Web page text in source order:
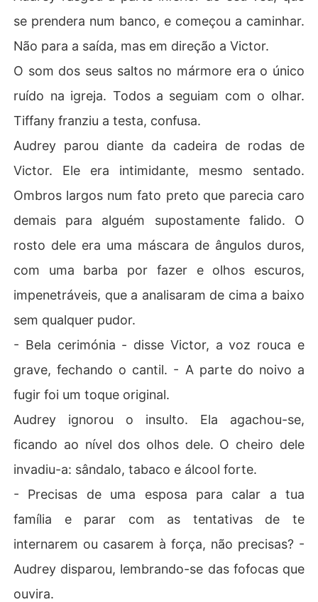
se prendera num banco, e começou a caminhar.
Não para a saída, mas em direção a Victor.
O som dos seus saltos no mármore era o único
ruído na igreja. Todos a seguiam com o olhar.
Tiffany franziu a testa, confusa.
Audrey parou diante da cadeira de rodas de
Victor. Ele era intimidante, mesmo sentado.
Ombros largos num fato preto que parecia caro
demais para alguém supostamente falido. O
rosto dele era uma máscara de ângulos duros,
com uma barba por fazer e olhos escuros,
impenetráveis, que a analisaram de cima a baixo
sem qualquer pudor.
- Bela cerimónia - disse Victor, a voz rouca e
grave, fechando o cantil. - A parte do noivo a
fugir foi um toque original.
Audrey ignorou o insulto. Ela agachou-se,
ficando ao nível dos olhos dele. O cheiro dele
invadiu-a: sândalo, tabaco e álcool forte.
- Precisas de uma esposa para calar a tua
família e parar com as tentativas de te
internarem ou casarem à força, não precisas? -
Audrey disparou, lembrando-se das fofocas que
ouvira.